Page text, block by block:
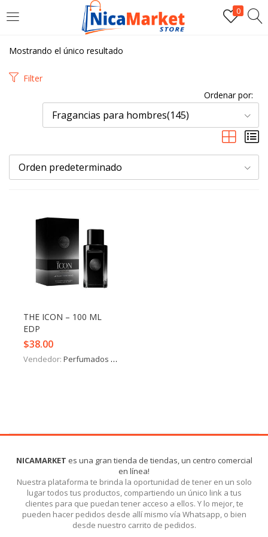
0
INICIAR SESIÓN
Introduzca su nombre de usuario y contraseña para iniciar
Por favor, introduce una respuesta en dígitos:
Recordarme
Iniciar Sesión
Mostrando el único resultado
Filter
Ordenar por:
Fragancias para hombres(145)
Orden predeterminado
THE ICON – 100 ML
EDP
$38.00
Vendedor: Perfumados y más
NICAMARKET es una gran tienda de tiendas, un centro comercial
en línea!
Nuestra plataforma te brinda la oportunidad de tener en un solo
lugar todos tus productos, compartiendo un único link a tus
clientes para que puedan tener acceso a ellos. Y lo mejor, te
pueden hacer pedidos desde allí mismo vía Whatsapp, o bien
desde nuestro carrito de pedidos.